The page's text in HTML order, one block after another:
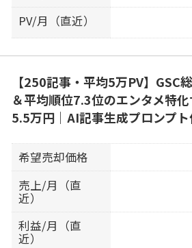
PV/月（直近）
【250記事・平均5万PV】GSC
＆平均順位7.3位のエンタメ特
5.5万円｜AI記事生成プロンプト
希望売却価格
売上/月（直
近）
利益/月（直
近）